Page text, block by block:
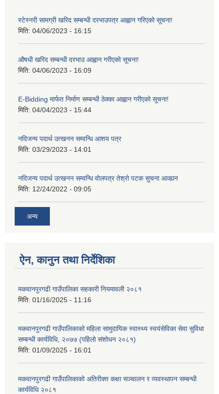
स्टेस्नरी सामग्री खरिद सम्बन्धी दरभाउपत्र आह्वान गरिएको सूचना!
मिति: 04/06/2023 - 16:15
औषधी खरिद सम्बन्धी दरभाउ आह्वान गरीएको सूचना!
मिति: 04/06/2023 - 16:09
E-Bidding मार्फत निर्माण सम्बन्धी ठेक्का आह्वान गरीएको सूचना!
मिति: 04/04/2023 - 15:44
नदिजन्य पदार्थ उत्खनन सम्वन्धि आशय पत्र
मिति: 03/29/2023 - 14:01
नदिजन्य पदार्थ उत्खनन सम्वन्धि वोलपत्र तेश्रो पटक सुचना आव्ह्यन
मिति: 12/24/2022 - 09:05
अन्य
ऐन, कानुन तथा निर्देशिका
मकवानपुरगढी गाउँपालिका सहकारी नियमावली २०८१
मिति: 01/16/2025 - 11:16
मकवानपुरगढी गाउँपालिकाको महिला सामुदायिक स्वास्थ्य स्वयंसेविका सेवा सुविधा
सम्बन्धी कार्यविधि, २०७७ (पहिलो संशोधन २०८१)
मिति: 01/09/2025 - 16:01
मकवानपुरगढी गाउँपालिकाको अतिरीक्त कक्षा सञ्चालन र व्यवस्थापन सम्बन्धी
कार्यविधि २०८१